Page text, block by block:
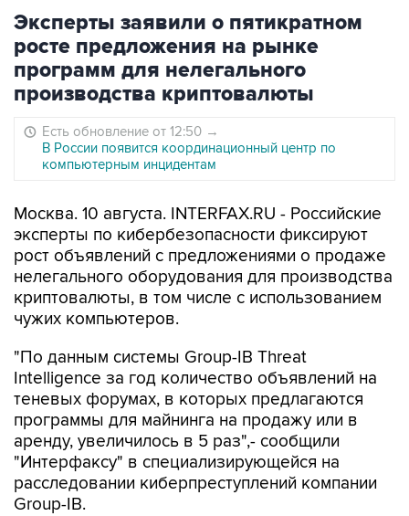
Эксперты заявили о пятикратном
росте предложения на рынке
программ для нелегального
производства криптовалюты
Есть обновление от 12:50 →
В России появится координационный центр по
компьютерным инцидентам
Москва. 10 августа. INTERFAX.RU - Российские
эксперты по кибербезопасности фиксируют
рост объявлений с предложениями о продаже
нелегального оборудования для производства
криптовалюты, в том числе с использованием
чужих компьютеров.
"По данным системы Group-IB Threat
Intelligence за год количество объявлений на
теневых форумах, в которых предлагаются
программы для майнинга на продажу или в
аренду, увеличилось в 5 раз",- сообщили
"Интерфаксу" в специализирующейся на
расследовании киберпреступлений компании
Group-IB.